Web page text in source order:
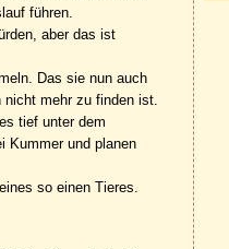
führen.
aber das ist
Das sie nun auch
mehr zu finden ist.
tief unter dem
Kummer und planen
so einen Tieres.